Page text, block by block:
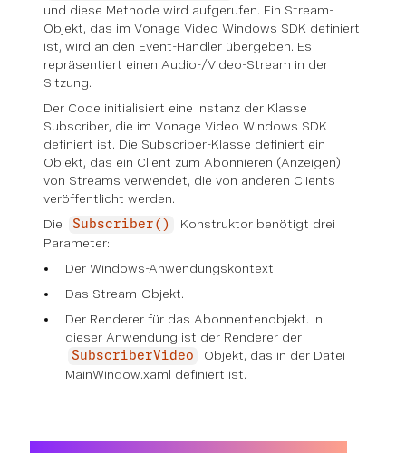
und diese Methode wird aufgerufen. Ein Stream-
Objekt, das im Vonage Video Windows SDK definiert
ist, wird an den Event-Handler übergeben. Es
repräsentiert einen Audio-/Video-Stream in der
Sitzung.
Der Code initialisiert eine Instanz der Klasse
Subscriber, die im Vonage Video Windows SDK
definiert ist. Die Subscriber-Klasse definiert ein
Objekt, das ein Client zum Abonnieren (Anzeigen)
von Streams verwendet, die von anderen Clients
veröffentlicht werden.
Die
Subscriber()
Konstruktor benötigt drei
Parameter:
Der Windows-Anwendungskontext.
Das Stream-Objekt.
Der Renderer für das Abonnentenobjekt. In
dieser Anwendung ist der Renderer der
SubscriberVideo
Objekt, das in der Datei
MainWindow.xaml definiert ist.